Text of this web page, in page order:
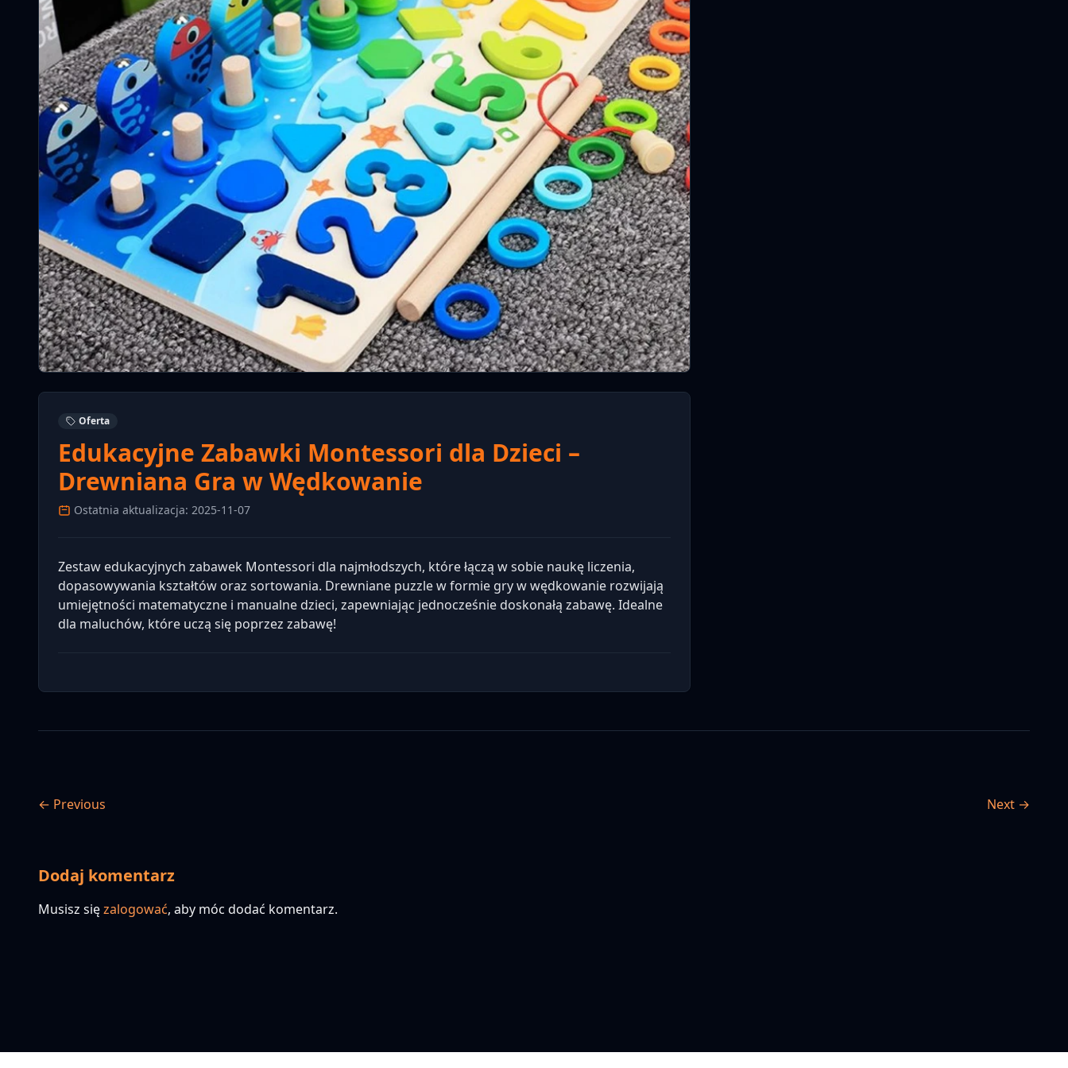
Oferta
Edukacyjne Zabawki Montessori dla Dzieci –
Drewniana Gra w Wędkowanie
Ostatnia aktualizacja: 2025-11-07
Zestaw edukacyjnych zabawek Montessori dla najmłodszych, które łączą w sobie naukę liczenia,
dopasowywania kształtów oraz sortowania. Drewniane puzzle w formie gry w wędkowanie rozwijają
umiejętności matematyczne i manualne dzieci, zapewniając jednocześnie doskonałą zabawę. Idealne
dla maluchów, które uczą się poprzez zabawę!
← Previous Next →
Dodaj komentarz
Musisz sięzalogować, aby móc dodać komentarz.